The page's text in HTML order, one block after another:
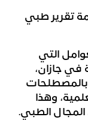
تقرير طبي
التي
في جازان،
بالمصطلحات
وهذا
الطبي.